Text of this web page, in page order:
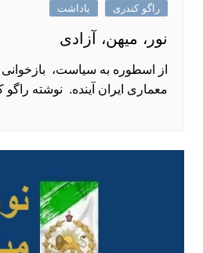
راگو کندری یاداشت
نور، میهن، آزادی
از اسطوره به سیاست،
معماری ایران آینده. نوشته راگو